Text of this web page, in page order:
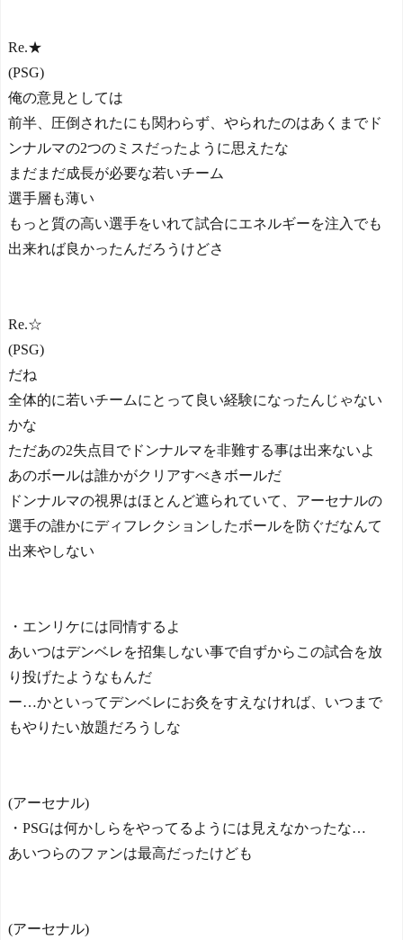
Re.★
(PSG)
俺の意見としては
前半、圧倒されたにも関わらず、やられたのはあくまでド
ンナルマの2つのミスだったように思えたな
まだまだ成長が必要な若いチーム
選手層も薄い
もっと質の高い選手をいれて試合にエネルギーを注入でも
出来れば良かったんだろうけどさ
Re.☆
(PSG)
だね
全体的に若いチームにとって良い経験になったんじゃない
かな
ただあの2失点目でドンナルマを非難する事は出来ないよ
あのボールは誰かがクリアすべきボールだ
ドンナルマの視界はほとんど遮られていて、アーセナルの
選手の誰かにディフレクションしたボールを防ぐだなんて
出来やしない
・エンリケには同情するよ
あいつはデンベレを招集しない事で自ずからこの試合を放
り投げたようなもんだ
ー…かといってデンベレにお灸をすえなければ、いつまで
もやりたい放題だろうしな
(アーセナル)
・PSGは何かしらをやってるようには見えなかったな…
あいつらのファンは最高だったけども
(アーセナル)